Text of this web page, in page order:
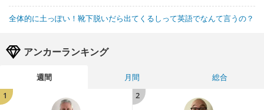
全体的に土っぽい！靴下脱いだら出てくるしって英語でなんて言うの？
アンカーランキング
週間 月間
総合
1
2